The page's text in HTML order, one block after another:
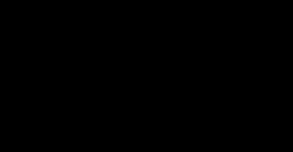
детей. Заказ оформила легко, сайт интуитивно понятен. Печать
превзошёл ожидания, дети в восторге!